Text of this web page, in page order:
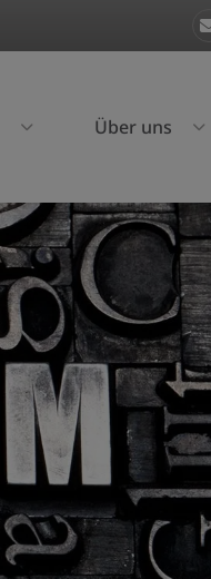
Über uns